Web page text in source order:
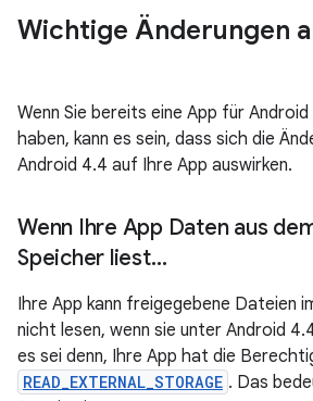
Wichtige Änderungen
Wenn Sie bereits eine App für
haben, kann es sein, dass sich die
Android 4.4 auf Ihre App auswirken.
Wenn Ihre App Daten aus
Speicher liest…
Ihre App kann freigegebene Dateien
nicht lesen, wenn sie unter Android
es sei denn, Ihre App hat die
READ_EXTERNAL_STORAGE . Das